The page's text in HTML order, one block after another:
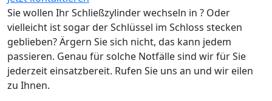
Sie wollen Ihr Schließzylinder wechseln in ? Oder
vielleicht ist sogar der Schlüssel im Schloss stecken
geblieben? Ärgern Sie sich nicht, das kann jedem
passieren. Genau für solche Notfälle sind wir für Sie
jederzeit einsatzbereit. Rufen Sie uns an und wir eilen
zu Ihnen.